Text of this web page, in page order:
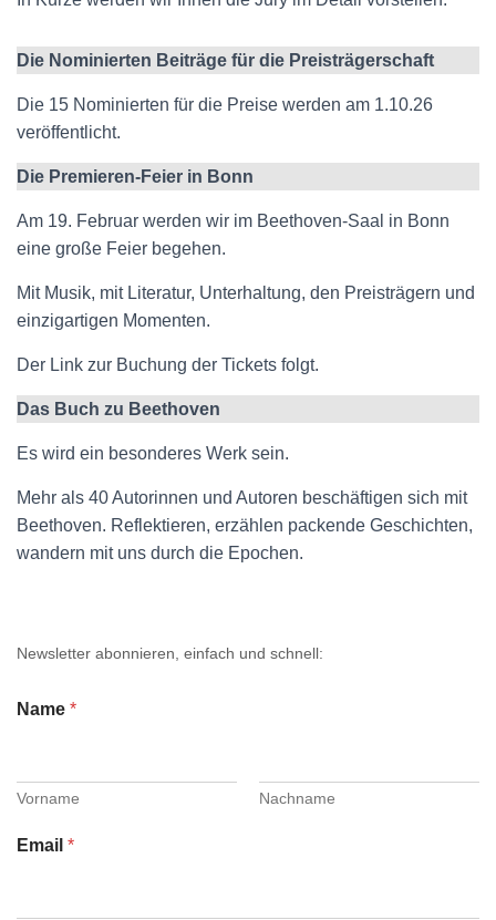
Die Nominierten Beiträge für die Preisträgerschaft
Die 15 Nominierten für die Preise werden am 1.10.26
veröffentlicht.
Die Premieren-Feier in Bonn
Am 19. Februar werden wir im Beethoven-Saal in Bonn
eine große Feier begehen.
Mit Musik, mit Literatur, Unterhaltung, den Preisträgern und
einzigartigen Momenten.
Der Link zur Buchung der Tickets folgt.
Das Buch zu Beethoven
Es wird ein besonderes Werk sein.
Mehr als 40 Autorinnen und Autoren beschäftigen sich mit
Beethoven. Reflektieren, erzählen packende Geschichten,
wandern mit uns durch die Epochen.
Newsletter abonnieren, einfach und schnell:
Name *
Vorname Nachname
Email *